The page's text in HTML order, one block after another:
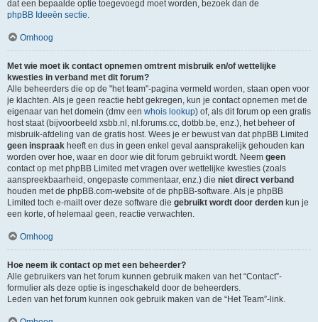
dat een bepaalde optie toegevoegd moet worden, bezoek dan de
phpBB Ideeën sectie.
Omhoog
Met wie moet ik contact opnemen omtrent misbruik en/of wettelijke
kwesties in verband met dit forum?
Alle beheerders die op de "het team"-pagina vermeld worden, staan open voor
je klachten. Als je geen reactie hebt gekregen, kun je contact opnemen met de
eigenaar van het domein (dmv een whois lookup) of, als dit forum op een gratis
host staat (bijvoorbeeld xsbb.nl, nl.forums.cc, dotbb.be, enz.), het beheer of
misbruik-afdeling van de gratis host. Wees je er bewust van dat phpBB Limited
geen inspraak heeft en dus in geen enkel geval aansprakelijk gehouden kan
worden over hoe, waar en door wie dit forum gebruikt wordt. Neem geen
contact op met phpBB Limited met vragen over wettelijke kwesties (zoals
aanspreekbaarheid, ongepaste commentaar, enz.) die niet direct verband
houden met de phpBB.com-website of de phpBB-software. Als je phpBB
Limited toch e-mailt over deze software die gebruikt wordt door derden kun je
een korte, of helemaal geen, reactie verwachten.
Omhoog
Hoe neem ik contact op met een beheerder?
Alle gebruikers van het forum kunnen gebruik maken van het “Contact”-
formulier als deze optie is ingeschakeld door de beheerders.
Leden van het forum kunnen ook gebruik maken van de “Het Team”-link.